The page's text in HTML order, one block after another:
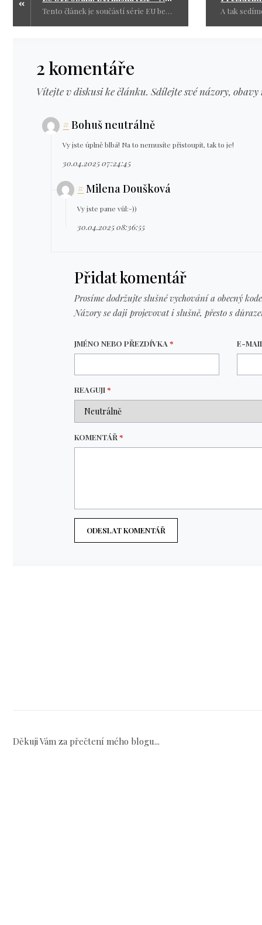
Tento článek je součástí série EU bez obalu. Chcete-li znát pravdu o tom, co se opravdu děje za bruselskými kulisami, sledujte další díly. Pravda je někdy nepohodlná. Ale právě proto ji musíme říkat nahlas.
2 komentáře
Vítejte v diskusi ke článku. Sdílejte své názory,
#Bohuš neutrálně
Vy jste úplně blbá! Na to nemusíte přistoupit, tak to je!
30.04.2025 07:24:45
#Milena Doušková
Vy jste pane vůl:-))
30.04.2025 08:36:55
Přidat komentář
Prosíme dodržujte slušné vychování a obecný
Názory se daji projevovat i slušně, přesto s
JMÉNO NEBO PŘEZDÍVKA* E-
REAGUJI*
KOMENTÁŘ*
ODESLAT KOMENTÁŘ
Děkuji Vám za přečtení mého blogu...